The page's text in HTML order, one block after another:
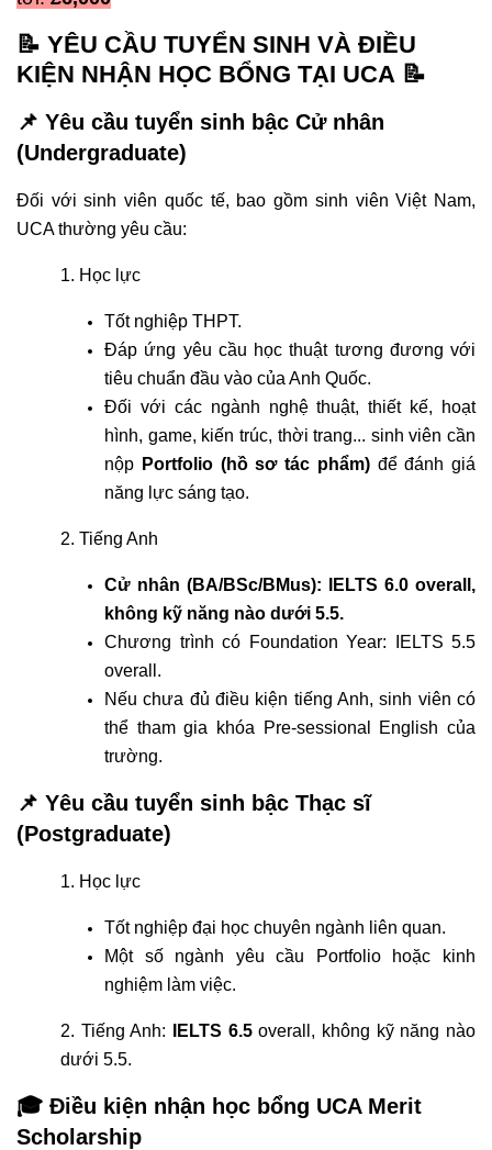
📝 YÊU CẦU TUYỂN SINH VÀ ĐIỀU
KIỆN NHẬN HỌC BỔNG TẠI UCA 📝
📌 Yêu cầu tuyển sinh bậc Cử nhân
(Undergraduate)
Đối với sinh viên quốc tế, bao gồm sinh viên Việt Nam,
UCA thường yêu cầu:
1. Học lực
Tốt nghiệp THPT.
Đáp ứng yêu cầu học thuật tương đương với
tiêu chuẩn đầu vào của Anh Quốc.
Đối với các ngành nghệ thuật, thiết kế, hoạt
hình, game, kiến trúc, thời trang... sinh viên cần
nộp Portfolio (hồ sơ tác phẩm)để đánh giá
năng lực sáng tạo.
2. Tiếng Anh
Cử nhân (BA/BSc/BMus): IELTS 6.0 overall,
không kỹ năng nào dưới 5.5.
Chương trình có Foundation Year: IELTS 5.5
overall.
Nếu chưa đủ điều kiện tiếng Anh, sinh viên có
thể tham gia khóa Pre-sessional English của
trường.
📌 Yêu cầu tuyển sinh bậc Thạc sĩ
(Postgraduate)
1. Học lực
Tốt nghiệp đại học chuyên ngành liên quan.
Một số ngành yêu cầu Portfolio hoặc kinh
nghiệm làm việc.
2. Tiếng Anh: IELTS 6.5overall, không kỹ năng nào
dưới 5.5.
🎓 Điều kiện nhận học bổng UCA Merit
Scholarship